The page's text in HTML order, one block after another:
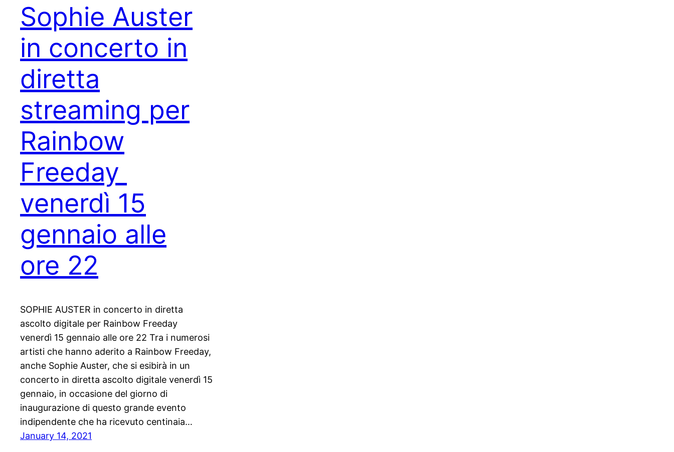
Sophie Auster
in concerto in
diretta
streaming per
Rainbow
Freeday
venerdì 15
gennaio alle
ore 22
SOPHIE AUSTER in concerto in diretta
ascolto digitale per Rainbow Freeday
venerdì 15 gennaio alle ore 22 Tra i numerosi
artisti che hanno aderito a Rainbow Freeday,
anche Sophie Auster, che si esibirà in un
concerto in diretta ascolto digitale venerdì 15
gennaio, in occasione del giorno di
inaugurazione di questo grande evento
indipendente che ha ricevuto centinaia…
January 14, 2021